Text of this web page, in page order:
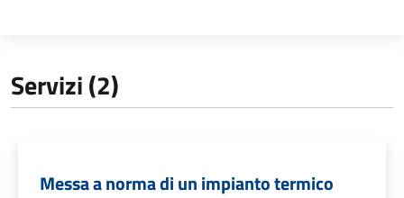
Servizi (2)
Messa a norma di un impianto termico